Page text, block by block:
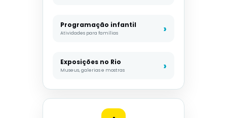
Programação infantil
Atividades para famílias
Exposições no Rio
Museus, galerias e mostras